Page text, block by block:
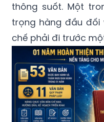
thông suốt. Một
trọng hàng đầu đối
chế phải đi trước